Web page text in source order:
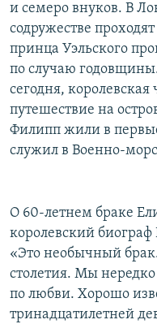
и семеро внуков. В
содружестве
принца Уэльского
по случаю
сегодня,
путешествие на
Филипп жили в
служил в Военно-
О 60-летнем браке
королевский биограф
«Это необычный
столетия. Мы
по любви. Хорошо
тринадцатилетней